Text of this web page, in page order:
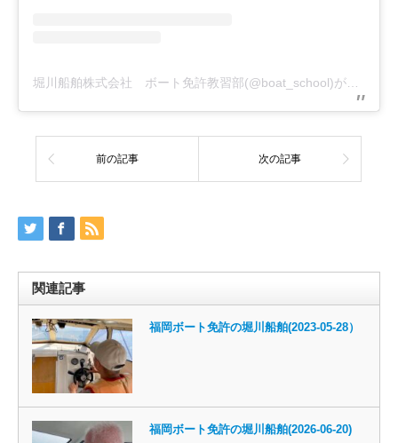
前の記事 次の記事
関連記事
福岡ボート免許の堀川船舶(2023-05-28）
福岡ボート免許の堀川船舶(2026-06-20)